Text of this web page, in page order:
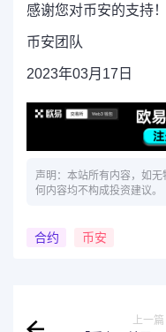
感谢您对币安的支持！
币安团队
2023年03月17日
声明：本站所有内容，如
何内容均不构成投资建议。
合约 币安
上一篇